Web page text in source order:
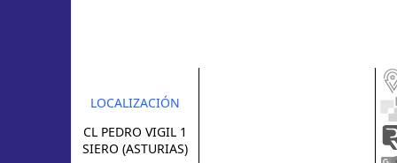
LOCALIZACIÓN
CL PEDRO VIGIL 1
SIERO (ASTURIAS)